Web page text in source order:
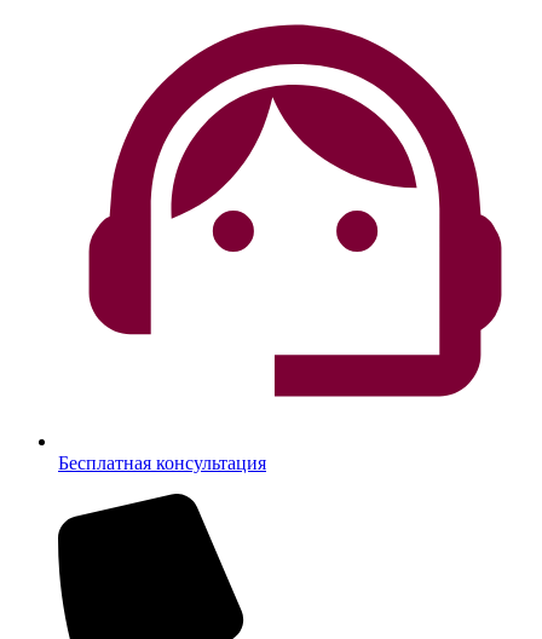
Бесплатная консультация